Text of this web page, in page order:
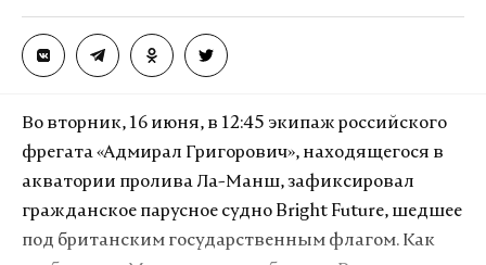
Во вторник, 16 июня, в 12:45 экипаж российского
фрегата «Адмирал Григорович», находящегося в
акватории пролива Ла-Манш, зафиксировал
гражданское парусное судно Bright Future, шедшее
под британским государственным флагом. Как